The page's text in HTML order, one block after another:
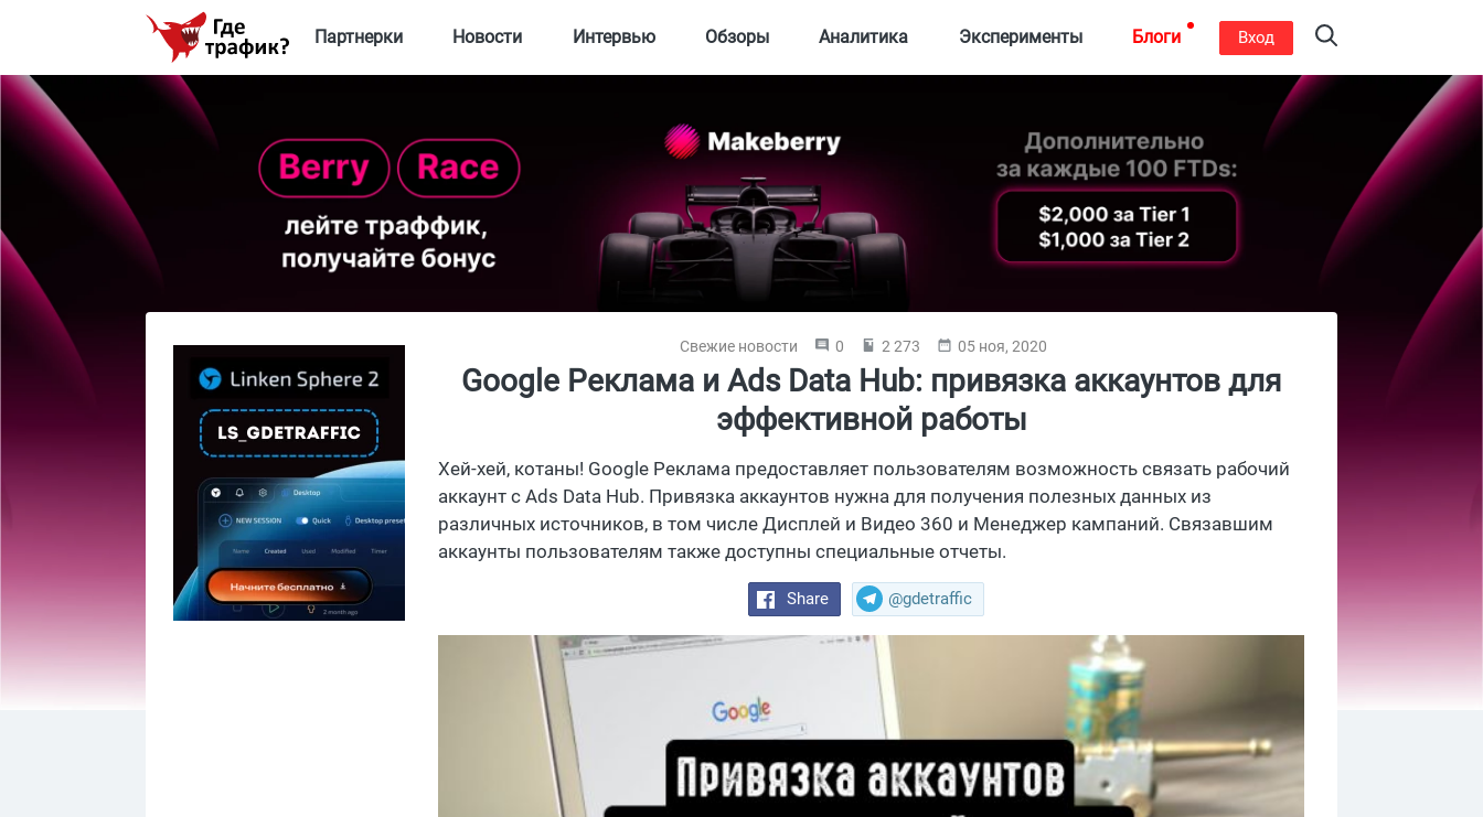
Партнерки Новости Интервью Обзоры Аналитика Эксперименты Блоги Вход
Свежие новости 0 2 273 05 ноя, 2020
Google Реклама и Ads Data Hub: привязка аккаунтов для
эффективной работы
Хей-хей, котаны! Google Реклама предоставляет пользователям возможность связать рабочий
аккаунт с Ads Data Hub. Привязка аккаунтов нужна для получения полезных данных из
различных источников, в том числе Дисплей и Видео 360 и Менеджер кампаний. Связавшим
аккаунты пользователям также доступны специальные отчеты.
Share @gdetraffic